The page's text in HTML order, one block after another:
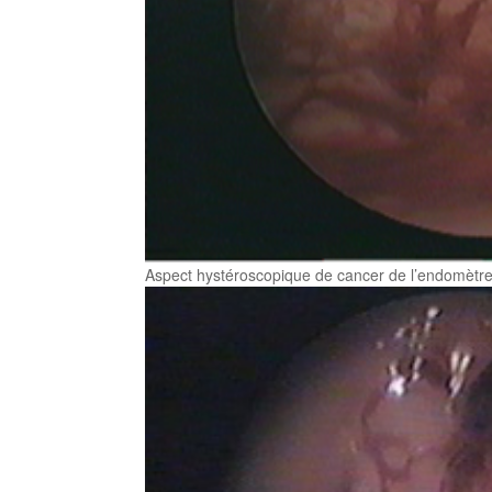
Aspect hystéroscopique de cancer de l’endomètre